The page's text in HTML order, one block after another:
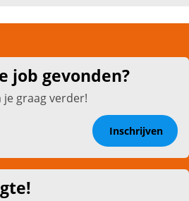
job gevonden?
je graag verder!
Inschrijven